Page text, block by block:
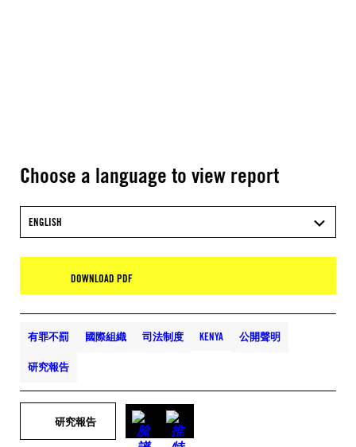
Choose a language to view report
ENGLISH
DOWNLOAD PDF
有罪不罰 國際組織 司法制度 KENYA 公開聲明
研究報告
研究報告